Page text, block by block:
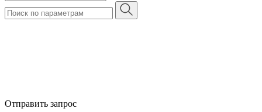
Отправить запрос